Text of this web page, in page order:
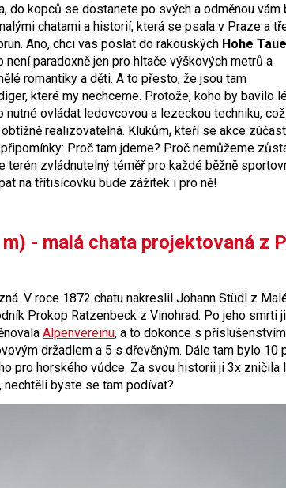
do kopců se dostanete po svých a odměnou vám
chatami a historií, která se psala v Praze a
Ano, chci vás poslat do rakouských Hohe
paradoxně jen pro hltače výškových metrů a
romantiky a děti. A to přesto, že jsou tam
které my nechceme. Protože, koho by bavilo
nutné ovládat ledovcovou a lezeckou techniku,
realizovatelná. Klukům, kteří se akce
Proč tam jdeme? Proč nemůžeme
terén zvládnutelný téměř pro každé běžně
na třítisícovku bude zážitek i pro ně!
- malá chata projektovaná z
V roce 1872 chatu nakreslil Johann Stüdl z
Prokop Ratzenbeck z Vinohrad. Po jeho smrti
Alpenvereinu, a to dokonce s
držadlem a 5 s dřevěným. Dále tam bylo 10
pro horského vůdce. Za svou historii ji 3x zničila
nechtěli byste se tam podívat?